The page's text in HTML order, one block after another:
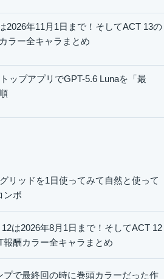
2026年11月1日まで！そしてACT 13の
ラー全キャラまとめ
ップアプリでGPT-5.6 Lunaを「最
リッドを1日使ってみて自然と使って
ンボ
は2026年8月1日まで！そしてACT 12
報酬カラー全キャラまとめ
プで最終回の時に巻頭カラーだった作